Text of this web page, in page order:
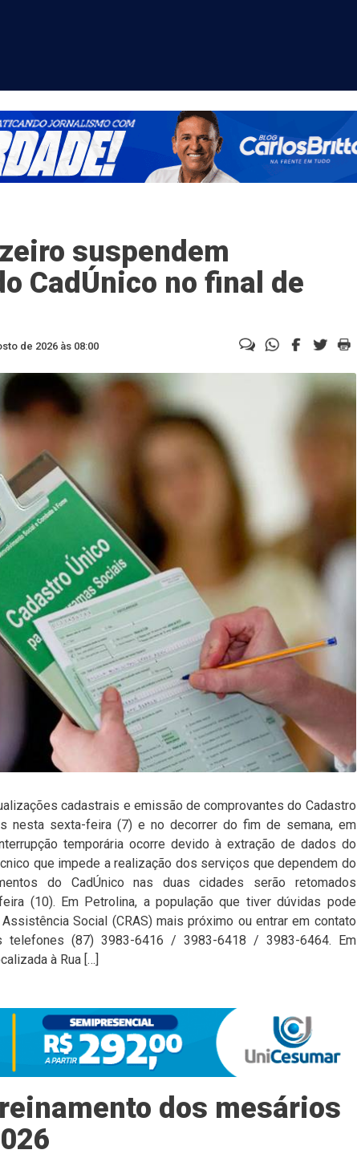
suspendem
CadÚnico no final de
de 2026 às 08:00
cadastrais e emissão de comprovantes do Cadastro
nesta sexta-feira (7) e no decorrer do fim de semana, em
temporária ocorre devido à extração de dados do
que impede a realização dos serviços que dependem do
do CadÚnico nas duas cidades serão retomados
(10). Em Petrolina, a população que tiver dúvidas pode
Social (CRAS) mais próximo ou entrar em contato
telefones (87) 3983-6416 / 3983-6418 / 3983-6464. Em
à Rua […]
dos mesários